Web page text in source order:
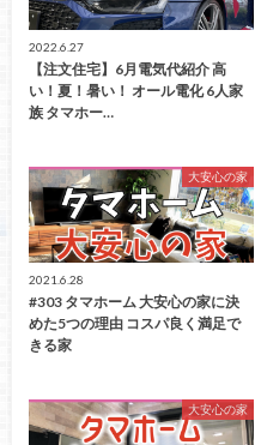
2022.6.27
【注文住宅】6月電気代紹介 高
い！夏！暑い！ オール電化 6人家
族 タマホー…
大安心の家
2021.6.28
#303 タマホーム 大安心の家に決
めた5つの理由 コスパ良く満足で
きる家
大安心の家